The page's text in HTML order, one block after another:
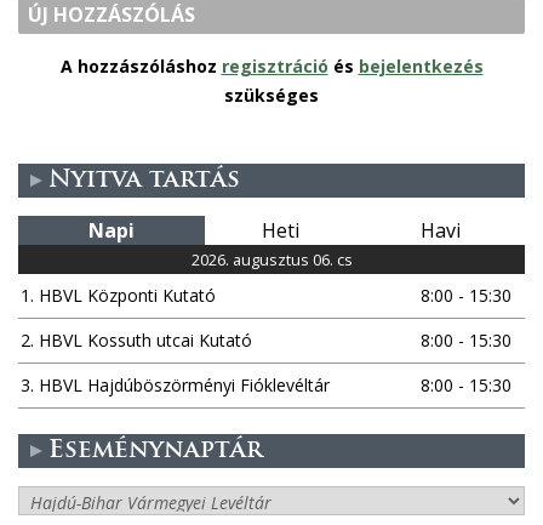
ÚJ HOZZÁSZÓLÁS
A hozzászóláshoz regisztráció és bejelentkezés
szükséges
Nyitva tartás
Napi Heti Havi
2026. augusztus 06. cs
1. HBVL Központi Kutató
8:00 - 15:30
2. HBVL Kossuth utcai Kutató
8:00 - 15:30
3. HBVL Hajdúböszörményi Fióklevéltár
8:00 - 15:30
Eseménynaptár